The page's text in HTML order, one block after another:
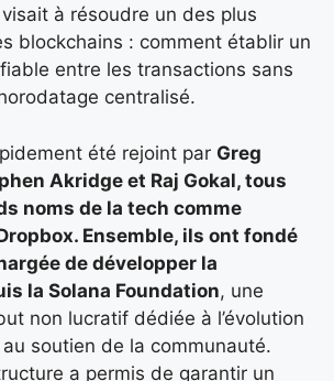
à résoudre un des plus
blockchains : comment établir un
entre les transactions sans
centralisé.
été rejoint par Greg
Akridge et Raj Gokal, tous
noms de la tech comme
Ensemble, ils ont fondé
de développer la
la Solana Foundation, une
non lucratif dédiée à l’évolution
soutien de la communauté.
a permis de garantir un